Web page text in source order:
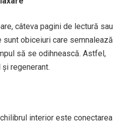
câteva pagini de lectură sau
obiceiuri care semnalează
să se odihnească. Astfel,
regenerant.
interior este conectarea